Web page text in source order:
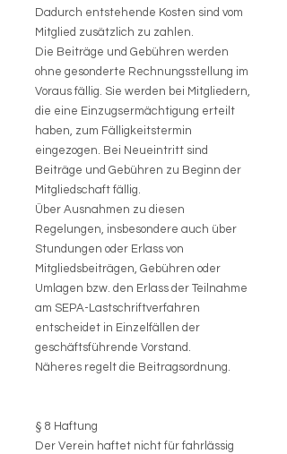
Dadurch entstehende Kosten sind vom
Mitglied zusätzlich zu zahlen.
Die Beiträge und Gebühren werden
ohne gesonderte Rechnungsstellung im
Voraus fällig. Sie werden bei Mitgliedern,
die eine Einzugsermächtigung erteilt
haben, zum Fälligkeitstermin
eingezogen. Bei Neueintritt sind
Beiträge und Gebühren zu Beginn der
Mitgliedschaft fällig.
Über Ausnahmen zu diesen
Regelungen, insbesondere auch über
Stundungen oder Erlass von
Mitgliedsbeiträgen, Gebühren oder
Umlagen bzw. den Erlass der Teilnahme
am SEPA-Lastschriftverfahren
entscheidet in Einzelfällen der
geschäftsführende Vorstand.
Näheres regelt die Beitragsordnung.
§ 8 Haftung
Der Verein haftet nicht für fahrlässig